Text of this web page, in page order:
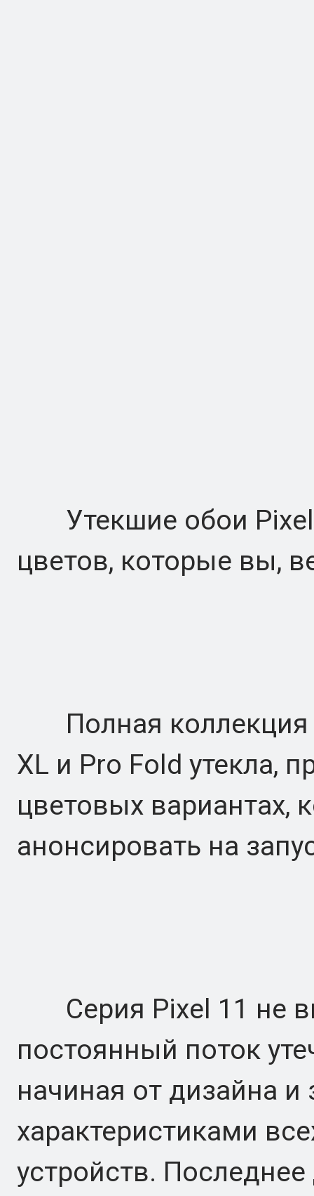
Утекшие обои Pixel
цветов, которые вы,
Полная коллекция
XL и Pro Fold утекла,
цветовых вариантах,
анонсировать на
Серия Pixel 11 не
постоянный поток
начиная от дизайна и
характеристиками
устройств.